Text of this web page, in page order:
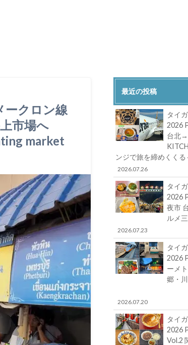
ークロン線
市場へ
market
最近の投稿
タイ
2026
台北→
ンジで旅を締めくく
2026.07.26
タイ
2026
夜市
ルメ
2026.07.23
タイ
2026
ーメ
郷・
2026.07.20
タイ
2026
Vol.2